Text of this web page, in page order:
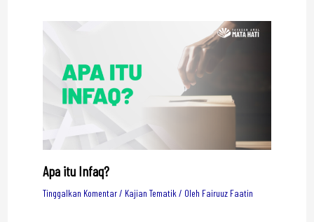
Apa itu Infaq?
Tinggalkan Komentar/ Kajian Tematik / Oleh Fairuuz Faatin